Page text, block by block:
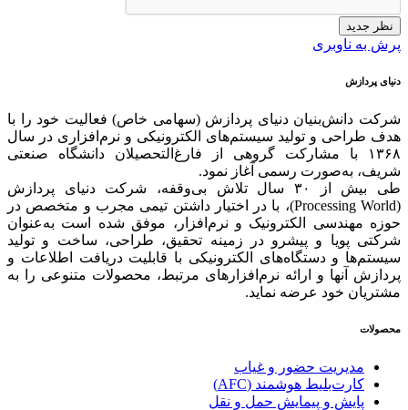
نظر جدید
پرش به ناوبری
دنیای پردازش
شرکت دانش‌بنیان دنیای پردازش (سهامی خاص) فعالیت خود را با
هدف طراحی و تولید سیستم‌های الکترونیکی و نرم‌افزاری در سال
۱۳۶۸ با مشارکت گروهی از فارغ‌التحصیلان دانشگاه صنعتی
شریف، به‌صورت رسمی آغاز نمود.
طی بیش از ۳۰ سال تلاش بی‌وقفه، شرکت دنیای پردازش
(Processing World)، با در اختیار داشتن تیمی مجرب و متخصص در
حوزه مهندسی الکترونیک و نرم‌افزار، موفق شده است به‌عنوان
شرکتی پویا و پیشرو در زمینه‌ تحقیق، طراحی، ساخت و تولید
سیستم‌ها و دستگاه‌های الکترونیکی با قابلیت دریافت اطلاعات و
پردازش آنها و ارائه‌ نرم‌افزارهای مرتبط، محصولات متنوعی را به
مشتریان خود عرضه نماید.
محصولات
مدیریت حضور و غیاب
کارت‌بلیط هوشمند (AFC)
پایش و پیمایش حمل و نقل